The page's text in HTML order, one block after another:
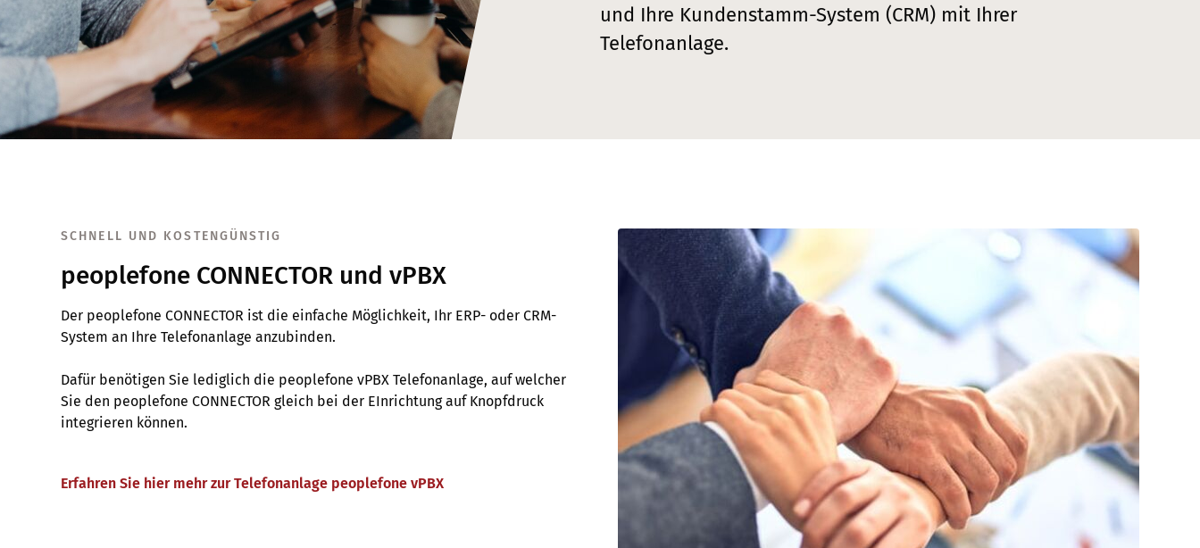
und Ihre Kundenstamm-System (CRM) mit Ihrer
Telefonanlage.
SCHNELL UND KOSTENGÜNSTIG
peoplefone CONNECTOR und vPBX
Der peoplefone CONNECTOR ist die einfache Möglichkeit, Ihr ERP- oder CRM-
System an Ihre Telefonanlage anzubinden.
Dafür benötigen Sie lediglich die peoplefone vPBX Telefonanlage, auf welcher
Sie den peoplefone CONNECTOR gleich bei der EInrichtung auf Knopfdruck
integrieren können.
Erfahren Sie hier mehr zur Telefonanlage peoplefone vPBX